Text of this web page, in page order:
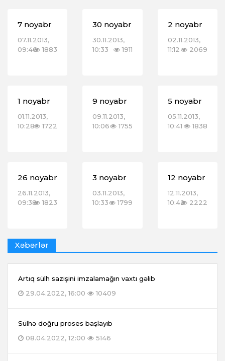
7 noyabr
07.11.2013,
09:46 1883
30 noyabr
30.11.2013,
10:33
1911
2 noyabr
02.11.2013,
11:12
2069
1 noyabr
01.11.2013,
10:28
1722
9 noyabr
09.11.2013,
10:06
1755
5 noyabr
05.11.2013,
10:41
1838
26 noyabr
26.11.2013,
09:38
1823
3 noyabr
03.11.2013,
10:33
1799
12 noyabr
12.11.2013,
10:42 2222
Xəbərlər
Artıq sülh sazişini imzalamağın vaxtı gəlib
29.04.2022, 16:00
10409
Sülhə doğru proses başlayıb
08.04.2022, 12:00
5146